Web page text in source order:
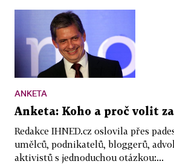
ANKETA
Anketa: Koho a proč volit
Redakce IHNED.cz oslovila přes
umělců, podnikatelů, bloggerů,
aktivistů s jednoduchou otázkou:...